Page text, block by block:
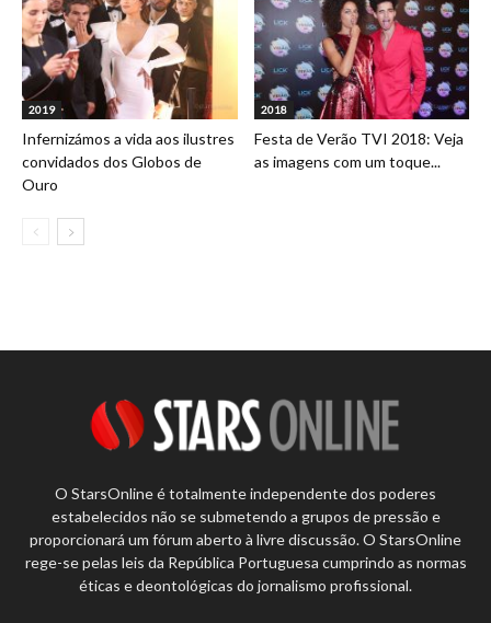
2019
Infernizámos a vida aos ilustres
convidados dos Globos de
Ouro
2018
Festa de Verão TVI 2018: Veja
as imagens com um toque...
O StarsOnline é totalmente independente dos poderes
estabelecidos não se submetendo a grupos de pressão e
proporcionará um fórum aberto à livre discussão. O StarsOnline
rege-se pelas leis da República Portuguesa cumprindo as normas
éticas e deontológicas do jornalismo profissional.